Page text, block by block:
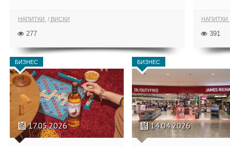
НАПИТКИ ВИСКИ
277
НАПИТКИ
391
БИЗНЕС
17.05.2026
БИЗНЕС
14.04.2026